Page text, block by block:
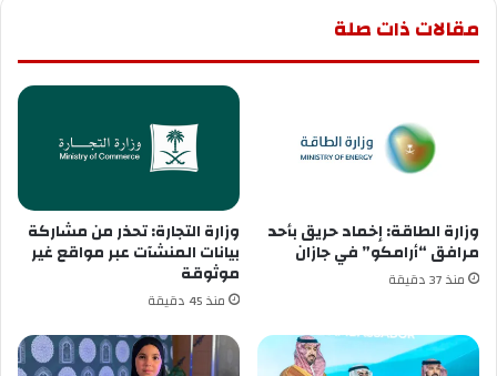
مقالات ذات صلة
وزارة الطاقة: إخماد حريق بأحد
مرافق “أرامكو” في جازان
منذ 37 دقيقة
وزارة التجارة: تحذر من مشاركة
بيانات المنشآت عبر مواقع غير
موثوقة
منذ 45 دقيقة